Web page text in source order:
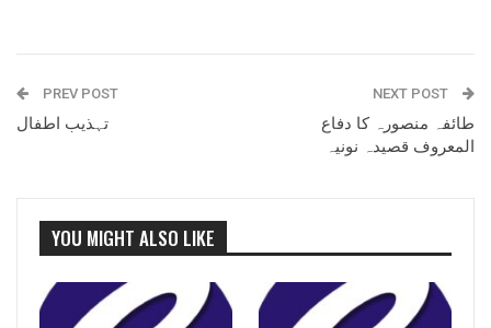
PREV POST
تہذیب اطفال
NEXT POST
طائفہ منصورہ کا دفاع
المعروف قصیدہ نونیہ
YOU MIGHT ALSO LIKE